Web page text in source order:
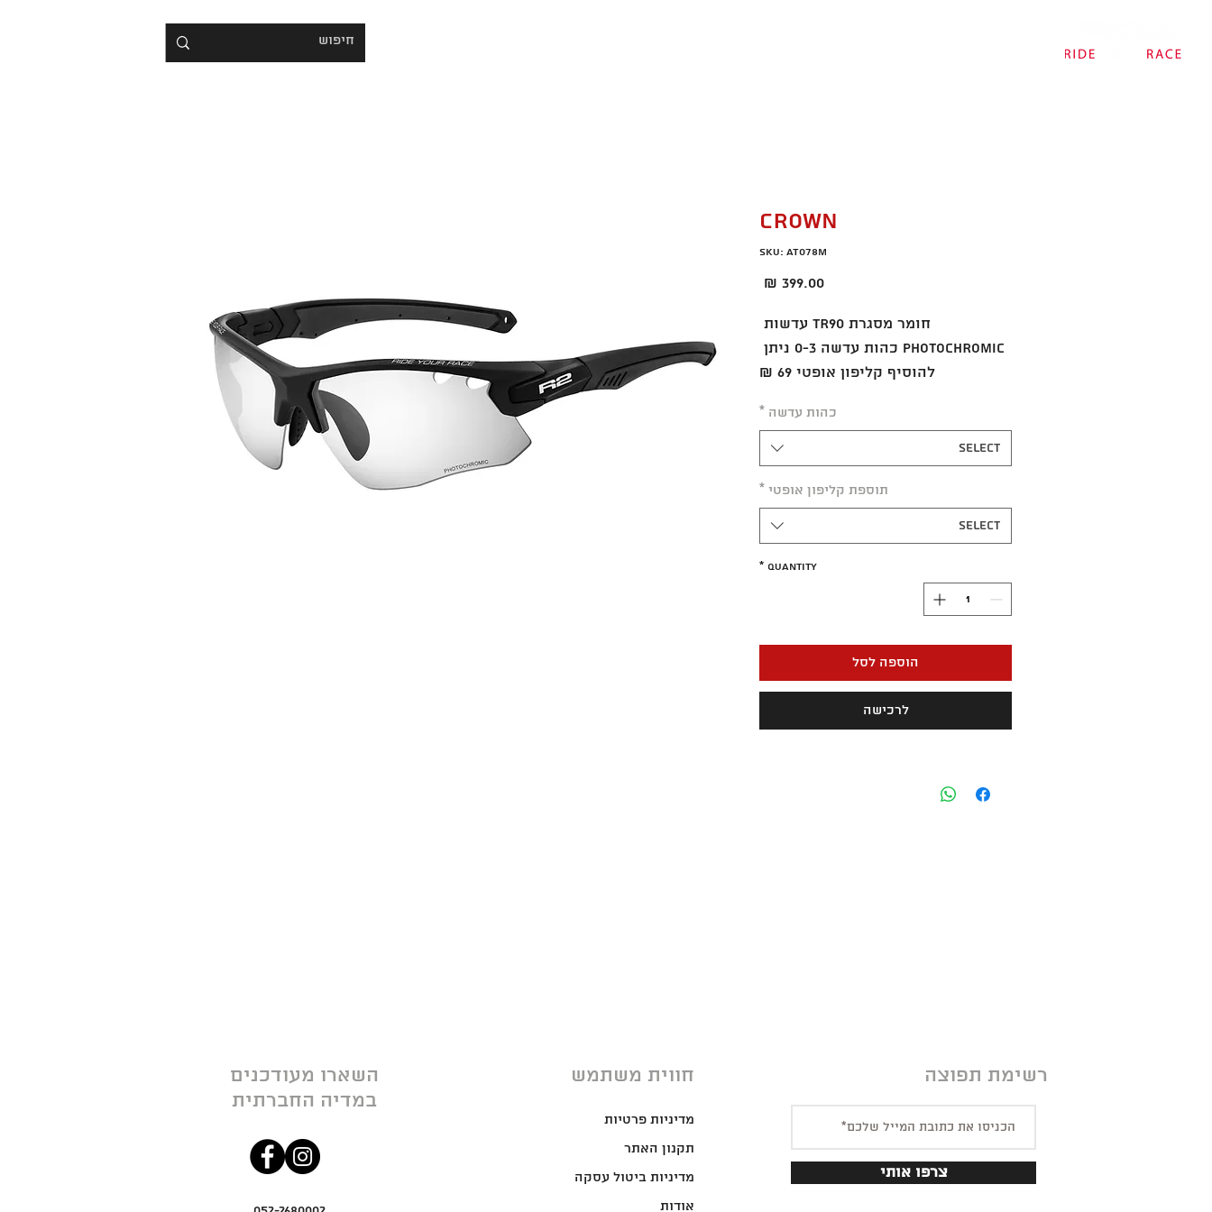
CROWN
SKU: AT078M
399.00 ₪
להוסיף קליפון אופטי 69 ₪
כהות עדשה *
Select
תוספת קליפון אופטי *
Select
Quantity
*
הוספה לסל
לרכישה
השארו מעודכנים
במדיה החברתית
חווית משתמש
מדיניות פרטיות
תקנון האתר
מדיניות ביטול עסקה
אודות
רשימת תפוצה
צרפו אותי